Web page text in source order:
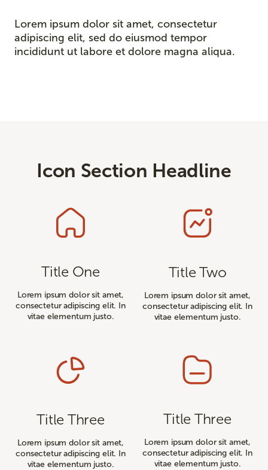
Lorem ipsum dolor sit amet, consectetur
adipiscing elit, sed do eiusmod tempor
incididunt ut labore et dolore magna aliqua.
Icon Section Headline
Title One
Lorem ipsum dolor sit amet,
consectetur adipiscing elit. In
vitae elementum justo.
Title Two
Lorem ipsum dolor sit amet,
consectetur adipiscing elit. In
vitae elementum justo.
Title Three
Lorem ipsum dolor sit amet,
consectetur adipiscing elit. In
vitae elementum justo.
Title Three
Lorem ipsum dolor sit amet,
consectetur adipiscing elit. In
vitae elementum justo.